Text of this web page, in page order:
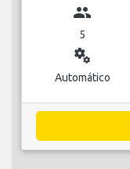
group
5
miscellaneous_services
Automático